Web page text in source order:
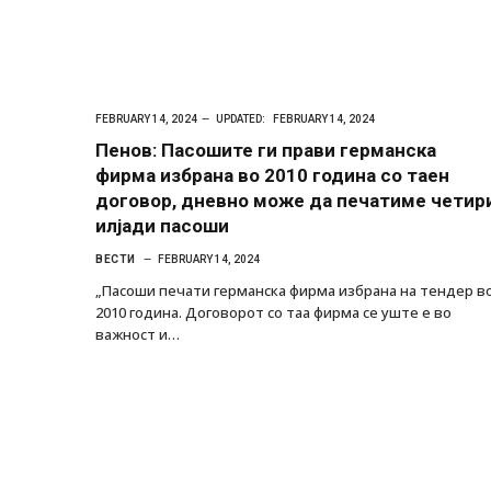
FEBRUARY 14, 2024 UPDATED: FEBRUARY 14, 2024
Пенов: Пасошите ги прави германска
фирма избрана во 2010 година со таен
договор, дневно може да печатиме
илјади пасоши
ВЕСТИ FEBRUARY 14, 2024
„Пасоши печати германска фирма избрана на тендер
2010 година. Договорот со таа фирма се уште е во
важност и…